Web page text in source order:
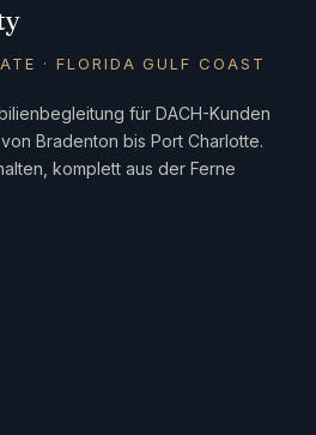
· FLORIDA GULF COAST
für DACH-Kunden
Bradenton bis Port Charlotte.
komplett aus der Ferne